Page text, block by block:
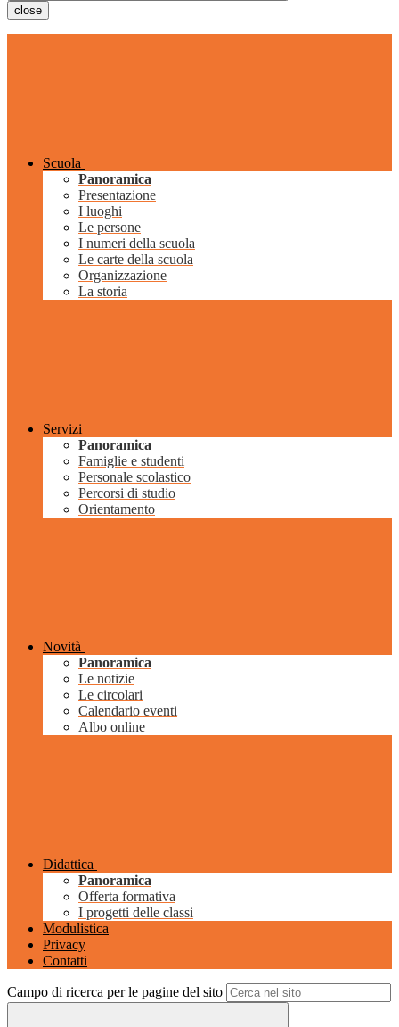
close
Scuola
Panoramica
Presentazione
I luoghi
Le persone
I numeri della scuola
Le carte della scuola
Organizzazione
La storia
Servizi
Panoramica
Famiglie e studenti
Personale scolastico
Percorsi di studio
Orientamento
Novità
Panoramica
Le notizie
Le circolari
Calendario eventi
Albo online
Didattica
Panoramica
Offerta formativa
I progetti delle classi
Modulistica
Privacy
Contatti
Campo di ricerca per le pagine del sito